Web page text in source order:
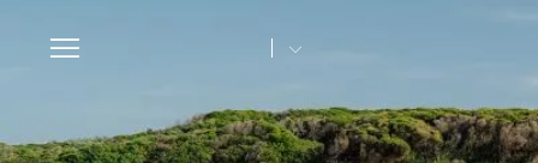
Toggle
navigation